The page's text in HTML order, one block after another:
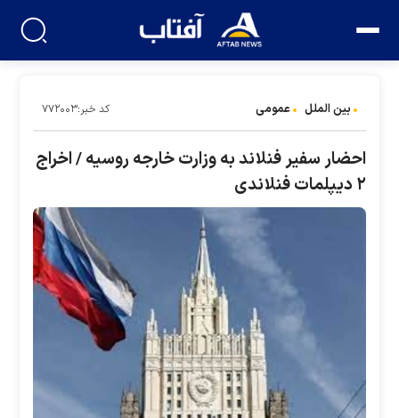
بین الملل عمومی کد خبر:۷۷۲۰۰۳
احضار سفیر فنلاند به وزارت خارجه روسیه / اخراج
۲ دیپلمات فنلاندی